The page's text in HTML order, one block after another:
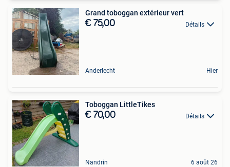
Grand toboggan extérieur vert
€ 75,00 Détails
Anderlecht Hier
Toboggan LittleTikes
€ 70,00 Détails
Nandrin 6 août 26